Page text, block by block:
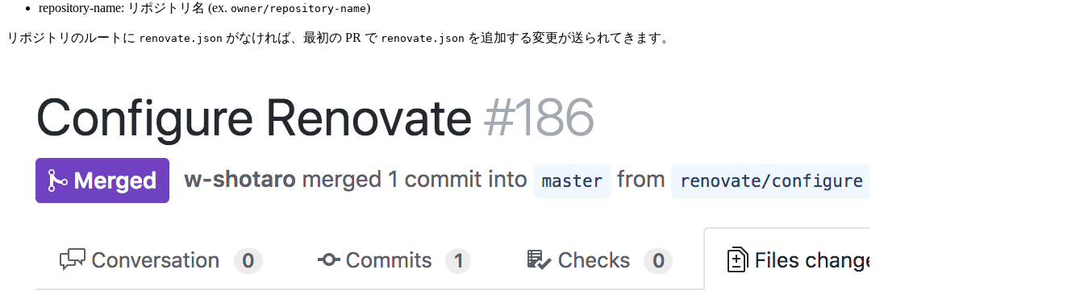
repository-name: リポジトリ名 (ex. owner/repository-name)
リポジトリのルートに renovate.json がなければ、最初の PR で renovate.json を追加する変更が送られてきます。